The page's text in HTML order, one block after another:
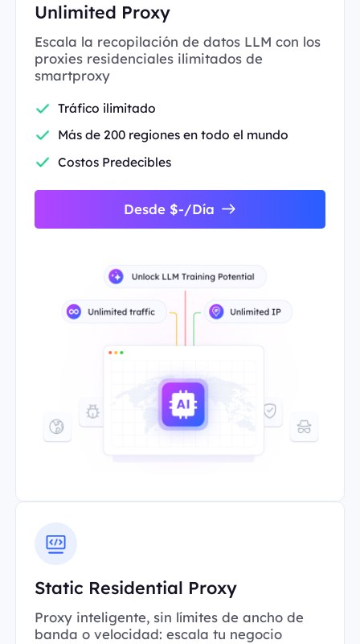
Unlimited Proxy
Escala la recopilación de datos LLM con los
proxies residenciales ilimitados de
smartproxy
Tráfico ilimitado
Más de 200 regiones en todo el mundo
Costos Predecibles
Desde $-/Día
Static Residential Proxy
Proxy inteligente, sin límites de ancho de
banda o velocidad: escala tu negocio